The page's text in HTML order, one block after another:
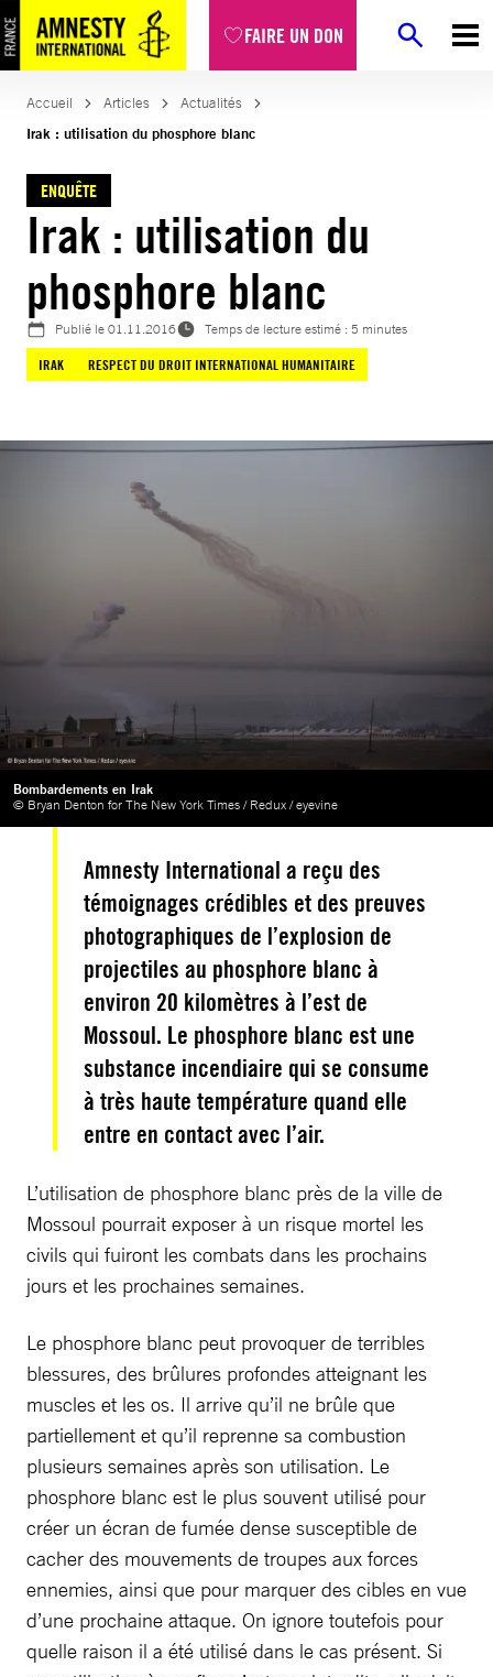
FAIRE UN DON
Aller
au
contenu
Accueil Articles
Actualités
Irak : utilisation du phosphore blanc
ENQUÊTE
Irak : utilisation du
phosphore blanc
Publié le01.11.2016
Temps de lecture estimé : 5 minutes
IRAK
RESPECT DU DROIT INTERNATIONAL HUMANITAIRE
Bombardements en Irak
© Bryan Denton for The New York Times / Redux / eyevine
Amnesty International a reçu des
témoignages crédibles et des preuves
photographiques de l’explosion de
projectiles au phosphore blanc à
environ 20 kilomètres à l’est de
Mossoul. Le phosphore blanc est une
substance incendiaire qui se consume
à très haute température quand elle
entre en contact avec l’air.
L’utilisation de phosphore blanc près de la ville de
Mossoul pourrait exposer à un risque mortel les
civils qui fuiront les combats dans les prochains
jours et les prochaines semaines.
Le phosphore blanc peut provoquer de terribles
blessures, des brûlures profondes atteignant les
muscles et les os. Il arrive qu’il ne brûle que
partiellement et qu’il reprenne sa combustion
plusieurs semaines après son utilisation. Le
phosphore blanc est le plus souvent utilisé pour
créer un écran de fumée dense susceptible de
cacher des mouvements de troupes aux forces
ennemies, ainsi que pour marquer des cibles en vue
d’une prochaine attaque. On ignore toutefois pour
quelle raison il a été utilisé dans le cas présent. Si